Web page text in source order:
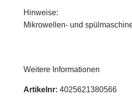
Hinweise:
Mikrowellen- und
Weitere Informationen
Artikelnr: 4025621380566